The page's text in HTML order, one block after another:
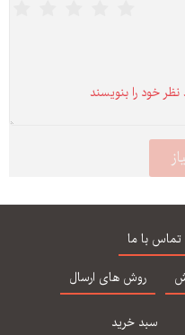
خود را بنویسند
تماس با ما
روش های ارسال
سبد خرید